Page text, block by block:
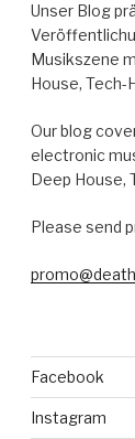
Unser Blog
Musikszene
House, Tech-
Our blog
electronic
Deep House,
Please send
Facebook
Instagram